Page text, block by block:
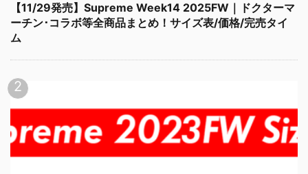
【11/29発売】Supreme Week14 2025FW｜ドクターマ
ーチン･コラボ等全商品まとめ！サイズ表/価格/完売タイ
ム